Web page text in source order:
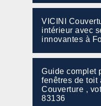
VICINI
intérieur avec
innovantes à
Guide complet
fenêtres de toit
Couverture ,
83136